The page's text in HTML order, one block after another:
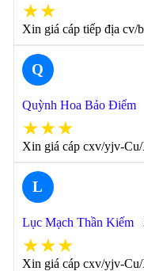
★★
Xin giá cáp tiếp địa cv/
Q
Quỳnh Hoa Bảo Điểm
★★★
Xin giá cáp cxv/yjv-
L
Lục Mạch Thần Kiếm
★★★
Xin giá cáp cxv/yjv-